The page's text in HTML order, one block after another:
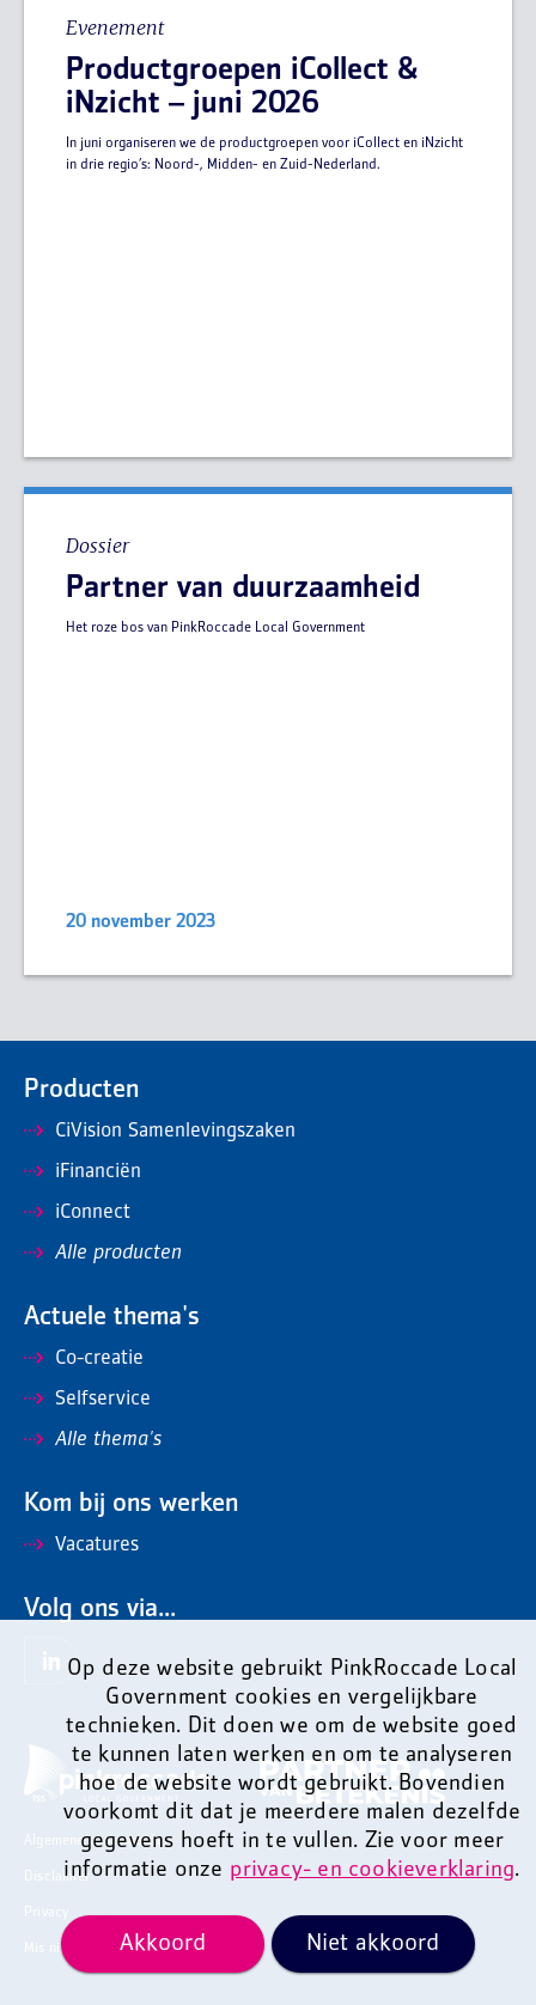
Evenement
Productgroepen iCollect &
iNzicht – juni 2026
In juni organiseren we de productgroepen voor iCollect en iNzicht
in drie regio’s: Noord-, Midden- en Zuid-Nederland.
Dossier
Partner van duurzaamheid
Het roze bos van PinkRoccade Local Government
20 november 2023
Op deze website gebruikt PinkRoccade Local
Government cookies en vergelijkbare
technieken. Dit doen we om de website goed
te kunnen laten werken en om te analyseren
hoe de website wordt gebruikt. Bovendien
voorkomt dit dat je meerdere malen dezelfde
gegevens hoeft in te vullen. Zie voor meer
informatie onze privacy- en cookieverklaring.
Akkoord Niet akkoord
Producten
CiVision Samenlevingszaken
iFinanciën
iConnect
Alle producten
Actuele thema's
Co-creatie
Selfservice
Alle thema's
Kom bij ons werken
Vacatures
Volg ons via...
Algemene voorwaarden
Disclaimer
Privacy
Mis niets en ontvang onze nieuwsbrief